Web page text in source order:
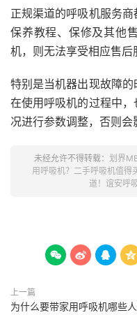
正规渠道的呼吸机服务
保养教程、保修及其他
机，则无法享受相应售后
特别是当机器出现故障的
在使用呼吸机的过程中
况进行参数调整，否则会
未经允许不得转载： 划界
用呼吸机？二手呼吸机值得
道！谊安呼
   
上一篇
为什么要带家用呼吸机哪些